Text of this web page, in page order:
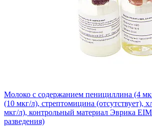
Молоко с содержанием пенициллина (4
(10 мкг/л), стрептомицина (отсутствует),
мкг/л), контрольный материал Эврика
разведения)